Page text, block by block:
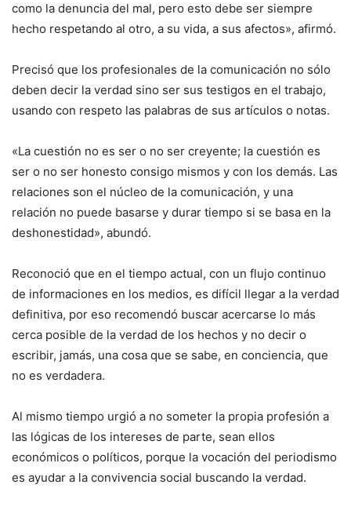
como la denuncia del mal, pero esto debe ser siempre
hecho respetando al otro, a su vida, a sus afectos», afirmó.
Precisó que los profesionales de la comunicación no sólo
deben decir la verdad sino ser sus testigos en el trabajo,
usando con respeto las palabras de sus artículos o notas.
«La cuestión no es ser o no ser creyente; la cuestión es
ser o no ser honesto consigo mismos y con los demás. Las
relaciones son el núcleo de la comunicación, y una
relación no puede basarse y durar tiempo si se basa en la
deshonestidad», abundó.
Reconoció que en el tiempo actual, con un flujo continuo
de informaciones en los medios, es difícil llegar a la verdad
definitiva, por eso recomendó buscar acercarse lo más
cerca posible de la verdad de los hechos y no decir o
escribir, jamás, una cosa que se sabe, en conciencia, que
no es verdadera.
Al mismo tiempo urgió a no someter la propia profesión a
las lógicas de los intereses de parte, sean ellos
económicos o políticos, porque la vocación del periodismo
es ayudar a la convivencia social buscando la verdad.